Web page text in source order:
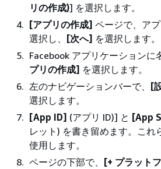
リの作成)] を選択します。
[アプリの作成] ページで、ア
選択し、 [次へ] を選択します。
Facebook アプリケーションに
プリの作成] を選択します。
左のナビゲーションバーで、 [
選択します。
[App ID] (アプリ ID)] と [App
レット) を書き留めます。これ
使用します。
ページの下部で、 [+ プラット